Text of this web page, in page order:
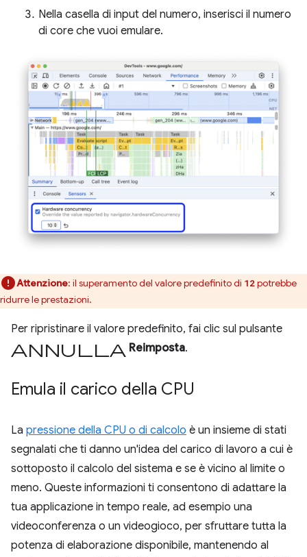
Nella casella di input del numero, inserisci il numero
di core che vuoi emulare.
Attenzione: il superamento del valore predefinito di 12potrebbe
ridurre le prestazioni.
Per ripristinare il valore predefinito, fai clic sul pulsante
Annulla Reimposta.
Emula il carico della CPU
La pressione della CPU o di calcolo è un insieme di stati
segnalati che ti danno un'idea del carico di lavoro a cui è
sottoposto il calcolo del sistema e se è vicino al limite o
meno. Queste informazioni ti consentono di adattare la
tua applicazione in tempo reale, ad esempio una
videoconferenza o un videogioco, per sfruttare tutta la
potenza di elaborazione disponibile, mantenendo al